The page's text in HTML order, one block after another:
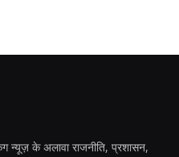
न्यूज़ के अलावा राजनीति, प्रशासन,